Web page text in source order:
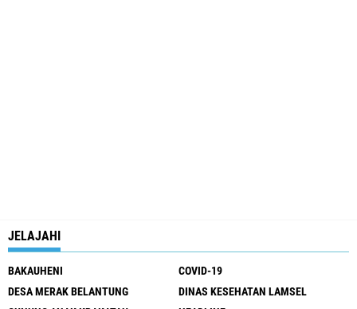
JELAJAHI
BAKAUHENI
COVID-19
DESA MERAK BELANTUNG
DINAS KESEHATAN LAMSEL